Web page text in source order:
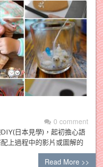
0 comment
日本見學)，起初擔心語
上過程中的影片或圖解的
Read More >>